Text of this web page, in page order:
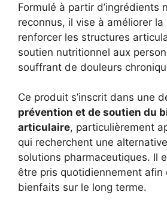
Formulé à partir d’ingrédients
reconnus, il vise à améliorer
renforcer les structures
soutien nutritionnel aux
souffrant de douleurs
Ce produit s’inscrit dans une
prévention et de soutien du
articulaire, particulièrement
qui recherchent une
solutions pharmaceutiques. Il
être pris quotidiennement afin
bienfaits sur le long terme.